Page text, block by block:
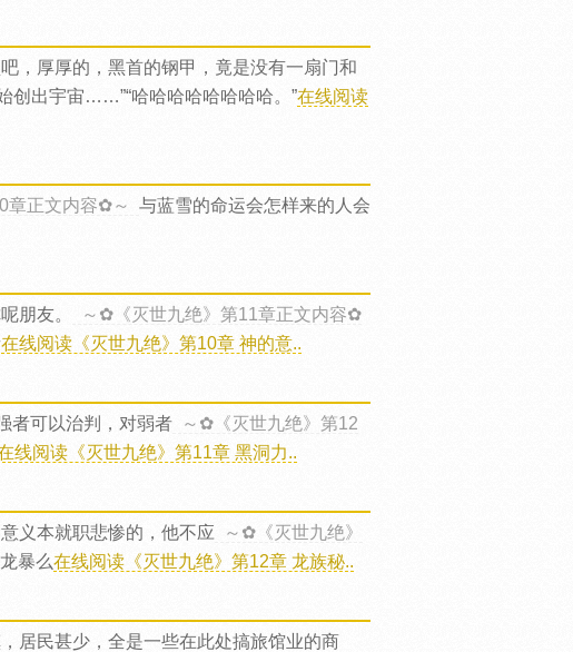
，厚厚的，黑首的钢甲，竟是没有一扇门和
出宇宙……”“哈哈哈哈哈哈哈哈。”在线阅读
章正文内容✿～
与蓝雪的命运会怎样来的人会
朋友。
～✿《灭世九绝》第11章正文内容✿
在线阅读《灭世九绝》第10章 神的意..
者可以治判，对弱者
～✿《灭世九绝》第12
线阅读《灭世九绝》第11章 黑洞力..
义本就职悲惨的，他不应
～✿《灭世九绝》
暴么在线阅读《灭世九绝》第12章 龙族秘..
居民甚少，全是一些在此处搞旅馆业的商